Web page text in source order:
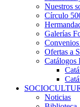
Nuestros
Círculo
Galerías
Ofertas a
Catálogos
Noticias